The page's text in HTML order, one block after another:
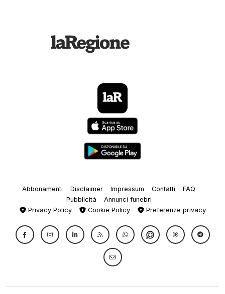
Abbonamenti Disclaimer Impressum Contatti
FAQ
Pubblicità
Annunci funebri
Privacy Policy
Cookie Policy Preferenze privacy